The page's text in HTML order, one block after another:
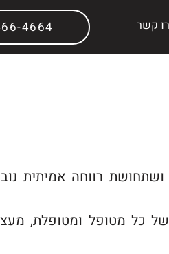
קשר 4664
רווחה אמיתית
של כל מטופל ומטופלת,